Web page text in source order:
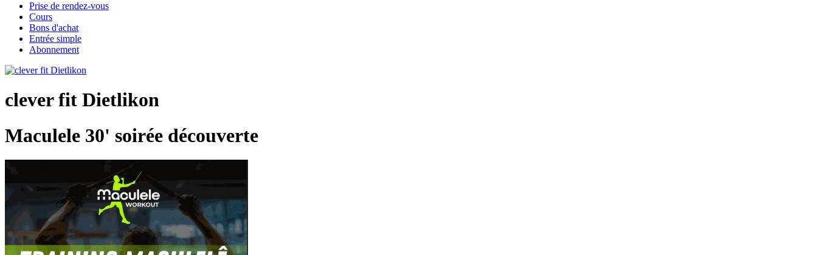
Prise de rendez-vous
Cours
Bons d'achat
Entrée simple
Abonnement
clever fit Dietlikon
Maculele 30' soirée découverte